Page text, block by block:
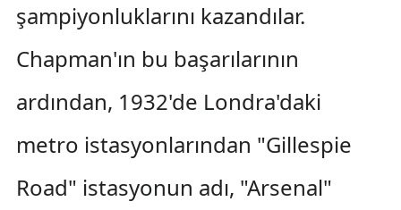
şampiyonluklarını kazandılar.
Chapman'ın bu başarılarının
ardından, 1932'de Londra'daki
metro istasyonlarından "Gillespie
Road" istasyonun adı, "Arsenal"